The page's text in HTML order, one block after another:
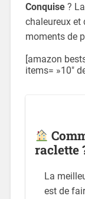
Conquise?
chaleureux et
moments de
[amazon
items= »10″
raclette
La
est de